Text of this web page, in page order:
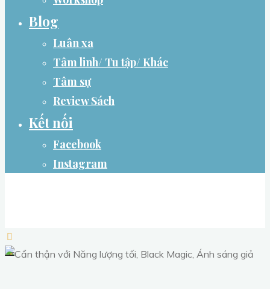
Blog
Luân xa
Tâm linh/ Tu tập/ Khác
Tâm sự
Review Sách
Kết nối
Facebook
Instagram